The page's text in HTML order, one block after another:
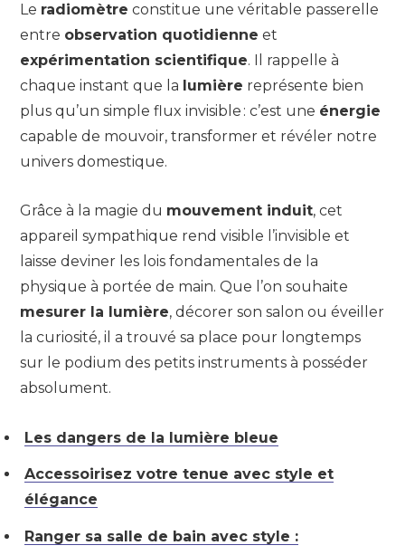
Le radiomètre constitue une véritable passerelle
entre observation quotidienne et
expérimentation scientifique. Il rappelle à
chaque instant que la lumière représente bien
plus qu’un simple flux invisible : c’est une énergie
capable de mouvoir, transformer et révéler notre
univers domestique.
Grâce à la magie du mouvement induit, cet
appareil sympathique rend visible l’invisible et
laisse deviner les lois fondamentales de la
physique à portée de main. Que l’on souhaite
mesurer la lumière, décorer son salon ou éveiller
la curiosité, il a trouvé sa place pour longtemps
sur le podium des petits instruments à posséder
absolument.
Les dangers de la lumière bleue
Accessoirisez votre tenue avec style et
élégance
Ranger sa salle de bain avec style :